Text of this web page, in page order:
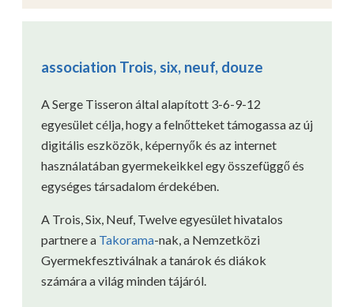
association Trois, six, neuf, douze
A Serge Tisseron által alapított 3-6-9-12
egyesület célja, hogy a felnőtteket támogassa az új
digitális eszközök, képernyők és az internet
használatában gyermekeikkel egy összefüggő és
egységes társadalom érdekében.
A Trois, Six, Neuf, Twelve egyesület hivatalos
partnere a Takorama-nak, a Nemzetközi
Gyermekfesztiválnak a tanárok és diákok
számára a világ minden tájáról.